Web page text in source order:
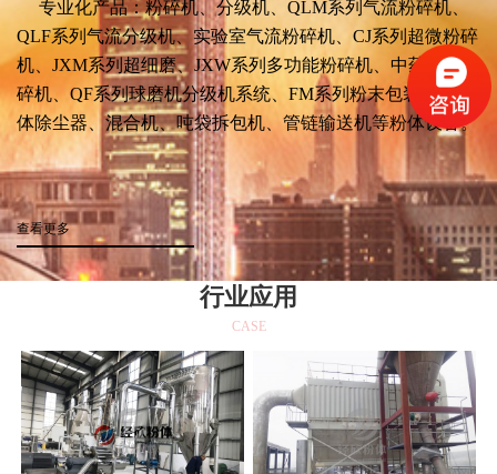
专业化产品：粉碎机、分级机、QLM系列气流粉碎机、
QLF系列气流分级机、实验室气流粉碎机、CJ系列超微粉碎
机、JXM系列超细磨、JXW系列多功能粉碎机、中药超微粉
碎机、QF系列球磨机分级机系统、FM系列粉末包装机、粉
体除尘器、混合机、吨袋拆包机、管链输送机等粉体设备。
查看更多
行业应用
CASE